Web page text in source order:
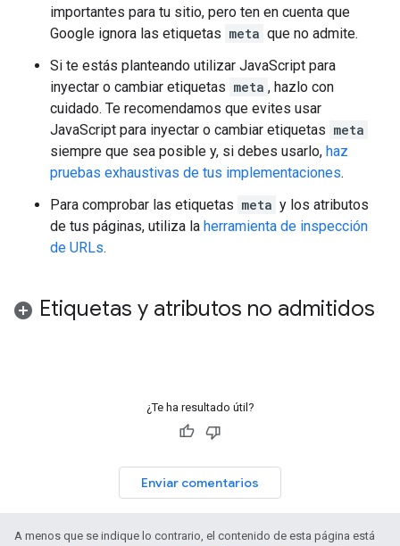
importantes para tu sitio, pero ten en cuenta que
Google ignora las etiquetas meta que no admite.
Si te estás planteando utilizar JavaScript para
inyectar o cambiar etiquetas meta , hazlo con
cuidado. Te recomendamos que evites usar
JavaScript para inyectar o cambiar etiquetas meta
siempre que sea posible y, si debes usarlo, haz
pruebas exhaustivas de tus implementaciones.
Para comprobar las etiquetas meta y los atributos
de tus páginas, utiliza la herramienta de inspección
de URLs.
Etiquetas y atributos no admitidos
¿Te ha resultado útil?
Enviar comentarios
A menos que se indique lo contrario, el contenido de esta página está